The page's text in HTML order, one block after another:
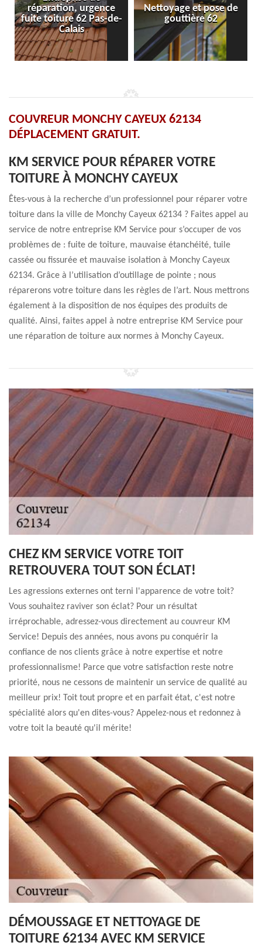
Nettoyage et pose de
gouttière 62
Pose et réparation de
velux 62
COUVREUR MONCHY CAYEUX 62134
DÉPLACEMENT GRATUIT.
KM SERVICE POUR RÉPARER VOTRE
TOITURE À MONCHY CAYEUX
Êtes-vous à la recherche d’un professionnel pour réparer votre
toiture dans la ville de Monchy Cayeux 62134 ? Faites appel au
service de notre entreprise KM Service pour s’occuper de vos
problèmes de : fuite de toiture, mauvaise étanchéité, tuile
cassée ou fissurée et mauvaise isolation à Monchy Cayeux
62134. Grâce à l’utilisation d’outillage de pointe ; nous
réparerons votre toiture dans les règles de l’art. Nous mettrons
également à la disposition de nos équipes des produits de
qualité. Ainsi, faites appel à notre entreprise KM Service pour
une réparation de toiture aux normes à Monchy Cayeux.
CHEZ KM SERVICE VOTRE TOIT
RETROUVERA TOUT SON ÉCLAT!
Les agressions externes ont terni l'apparence de votre toit?
Vous souhaitez raviver son éclat? Pour un résultat
irréprochable, adressez-vous directement au couvreur KM
Service! Depuis des années, nous avons pu conquérir la
confiance de nos clients grâce à notre expertise et notre
professionnalisme! Parce que votre satisfaction reste notre
priorité, nous ne cessons de maintenir un service de qualité au
meilleur prix! Toit tout propre et en parfait état, c'est notre
spécialité alors qu'en dites-vous? Appelez-nous et redonnez à
votre toit la beauté qu'il mérite!
DÉMOUSSAGE ET NETTOYAGE DE
TOITURE 62134 AVEC KM SERVICE